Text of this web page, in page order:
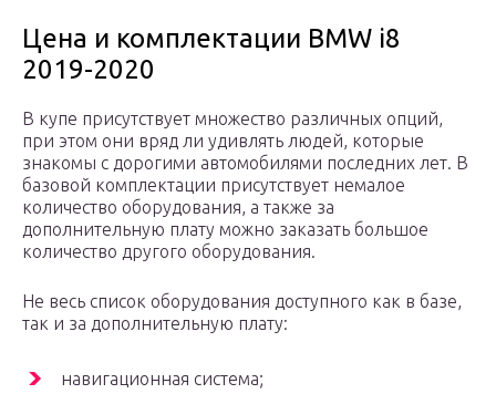
Цена и комплектации BMW i8
2019-2020
В купе присутствует множество различных опций,
при этом они вряд ли удивлять людей, которые
знакомы с дорогими автомобилями последних лет. В
базовой комплектации присутствует немалое
количество оборудования, а также за
дополнительную плату можно заказать большое
количество другого оборудования.
Не весь список оборудования доступного как в базе,
так и за дополнительную плату:
навигационная система;